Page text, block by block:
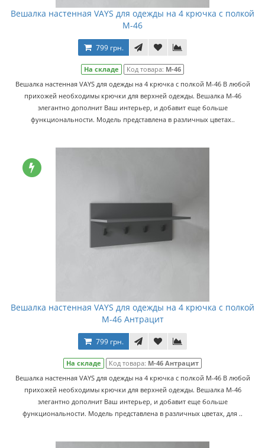
Вешалка настенная VAYS для одежды на 4 крючка с полкой
M-46
799 грн.
На складе Код товара: M-46
Вешалка настенная VAYS для одежды на 4 крючка с полкой M-46 В любой
прихожей необходимы крючки для верхней одежды. Вешалка M-46
элегантно дополнит Ваш интерьер, и добавит еще больше
функциональности. Модель представлена в различных цветах..
Вешалка настенная VAYS для одежды на 4 крючка с полкой
M-46 Антрацит
799 грн.
На складе Код товара: M-46 Антрацит
Вешалка настенная VAYS для одежды на 4 крючка с полкой M-46 В любой
прихожей необходимы крючки для верхней одежды. Вешалка M-46
элегантно дополнит Ваш интерьер, и добавит еще больше
функциональности. Модель представлена в различных цветах, для ..